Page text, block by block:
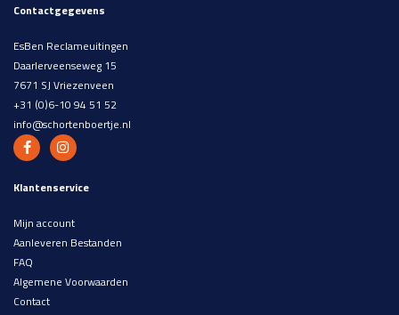
Contactgegevens
EsBen Reclameuitingen
Daarlerveenseweg 15
7671 SJ Vriezenveen
+31 (0)6-10 94 51 52
info@schortenboertje.nl
Klantenservice
Mijn account
Aanleveren Bestanden
FAQ
Algemene Voorwaarden
Contact